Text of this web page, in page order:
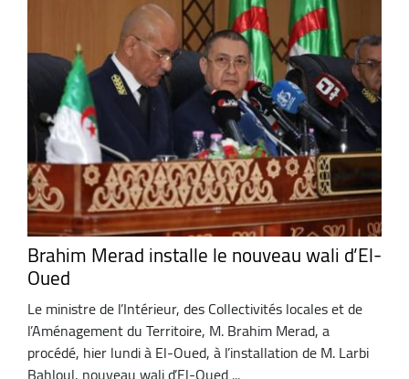
Brahim Merad installe le nouveau wali d’El-
Oued
Le ministre de l’Intérieur, des Collectivités locales et de
l’Aménagement du Territoire, M. Brahim Merad, a
procédé, hier lundi à El-Oued, à l’installation de M. Larbi